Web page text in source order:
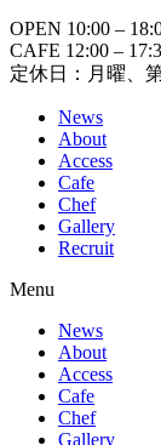
OPEN 10:00 –
CAFE 12:00 –
定休日：月曜、
News
About
Access
Cafe
Chef
Gallery
Recruit
Menu
News
About
Access
Cafe
Chef
Gallery